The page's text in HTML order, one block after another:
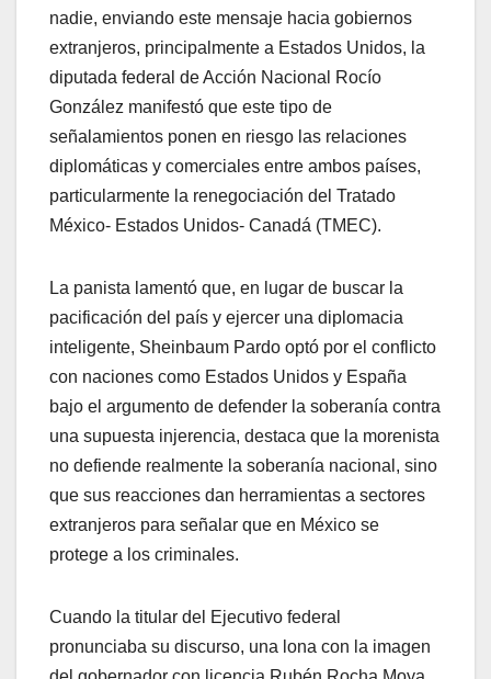
nadie, enviando este mensaje hacia gobiernos
extranjeros, principalmente a Estados Unidos, la
diputada federal de Acción Nacional Rocío
González manifestó que este tipo de
señalamientos ponen en riesgo las relaciones
diplomáticas y comerciales entre ambos países,
particularmente la renegociación del Tratado
México- Estados Unidos- Canadá (TMEC).
La panista lamentó que, en lugar de buscar la
pacificación del país y ejercer una diplomacia
inteligente, Sheinbaum Pardo optó por el conflicto
con naciones como Estados Unidos y España
bajo el argumento de defender la soberanía contra
una supuesta injerencia, destaca que la morenista
no defiende realmente la soberanía nacional, sino
que sus reacciones dan herramientas a sectores
extranjeros para señalar que en México se
protege a los criminales.
Cuando la titular del Ejecutivo federal
pronunciaba su discurso, una lona con la imagen